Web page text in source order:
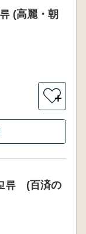
(高麗・朝
＋
류 (百済の